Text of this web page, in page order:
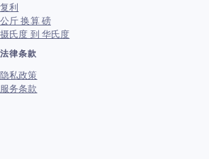
复利
公斤 换算 磅
摄氏度 到 华氏度
法律条款
隐私政策
服务条款